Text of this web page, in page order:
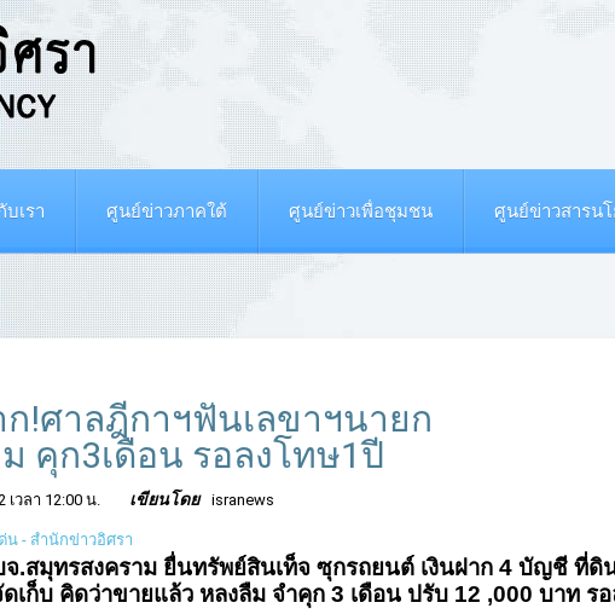
บเรา ศูนย์ข่าวภาคใต้ ศูนย์ข่าวเพื่อชุมชน ศูนย์ข่าวสารน
!ศาลฎีกาฯฟันเลขาฯนายก
คุก3เดือน รอลงโทษ1ปี
เวลา 12:00 น. เขียนโดย isranews
ด่น - สำนักข่าวอิศรา
.สมุทรสงคราม ยื่นทรัพย์สินเท็จ ซุกรถยนต์ เงินฝาก 4 บัญชี ที่ดิ
เก็บ คิดว่าขายแล้ว หลงลืม จำคุก 3 เดือน ปรับ 12 ,000 บาท ร